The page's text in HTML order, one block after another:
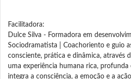
Facilitadora:
Dulce Silva - Formadora em
Sociodramatista | Coachoriento e guio
consciente, prática e dinâmica, através
uma experiência humana rica,
integra a consciência, a emoção e a